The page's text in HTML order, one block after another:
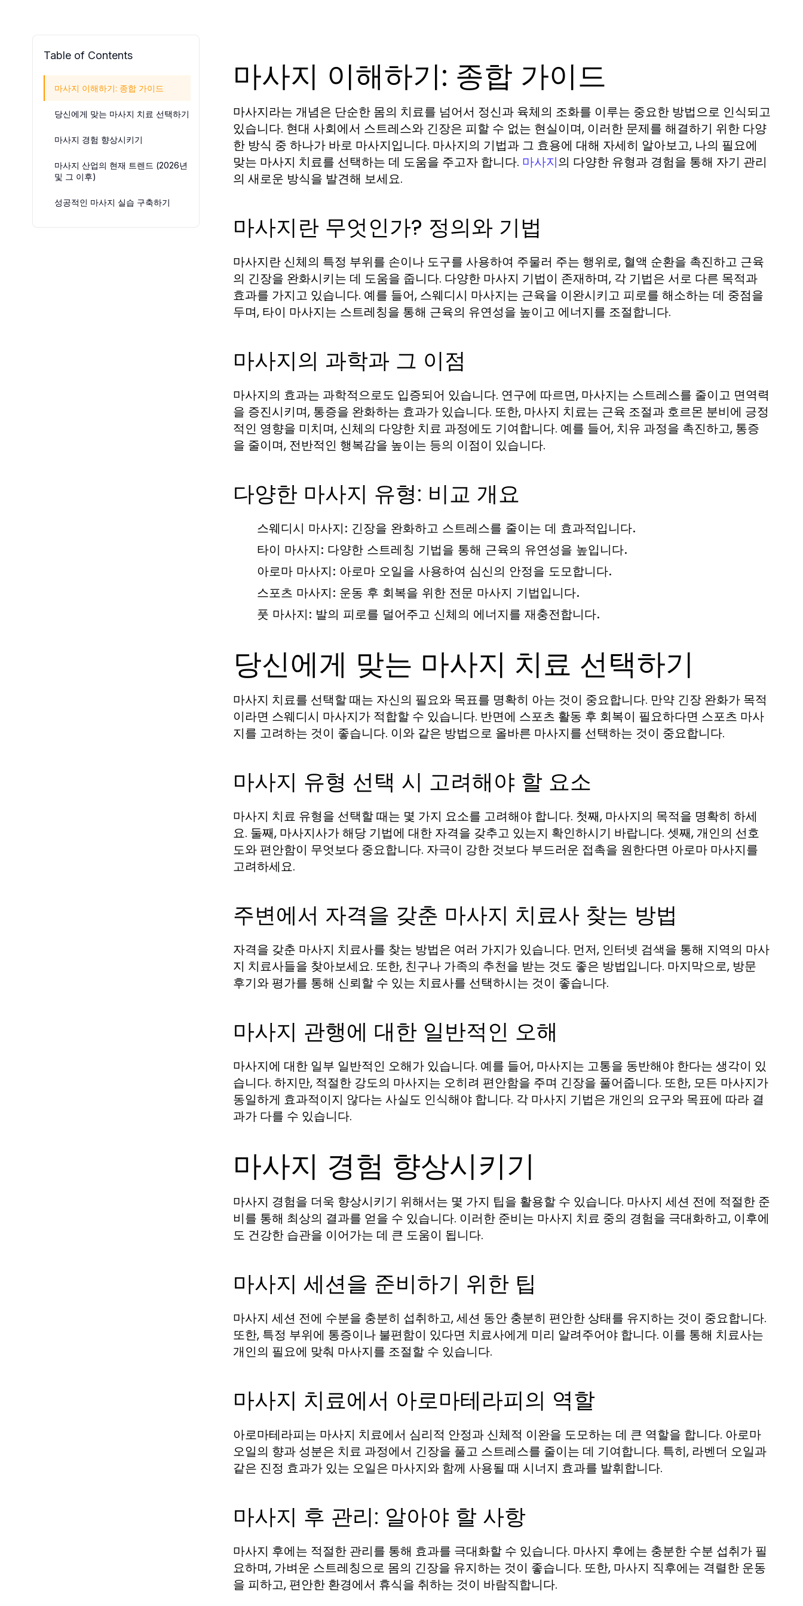
Table of Contents
마사지 이해하기: 종합 가이드
당신에게 맞는 마사지 치료 선택하기
마사지 경험 향상시키기
마사지 산업의 현재 트렌드 (2026년
및 그 이후)
성공적인 마사지 실습 구축하기
마사지 이해하기: 종합 가이드
마사지라는 개념은 단순한 몸의 치료를 넘어서 정신과 육체의 조화를 이루는 중요한 방법으로 인식되고
있습니다. 현대 사회에서 스트레스와 긴장은 피할 수 없는 현실이며, 이러한 문제를 해결하기 위한 다양
한 방식 중 하나가 바로 마사지입니다. 마사지의 기법과 그 효용에 대해 자세히 알아보고, 나의 필요에
맞는 마사지 치료를 선택하는 데 도움을 주고자 합니다. 마사지의 다양한 유형과 경험을 통해 자기 관리
의 새로운 방식을 발견해 보세요.
마사지란 무엇인가? 정의와 기법
마사지란 신체의 특정 부위를 손이나 도구를 사용하여 주물러 주는 행위로, 혈액 순환을 촉진하고 근육
의 긴장을 완화시키는 데 도움을 줍니다. 다양한 마사지 기법이 존재하며, 각 기법은 서로 다른 목적과
효과를 가지고 있습니다. 예를 들어, 스웨디시 마사지는 근육을 이완시키고 피로를 해소하는 데 중점을
두며, 타이 마사지는 스트레칭을 통해 근육의 유연성을 높이고 에너지를 조절합니다.
마사지의 과학과 그 이점
마사지의 효과는 과학적으로도 입증되어 있습니다. 연구에 따르면, 마사지는 스트레스를 줄이고 면역력
을 증진시키며, 통증을 완화하는 효과가 있습니다. 또한, 마사지 치료는 근육 조절과 호르몬 분비에 긍정
적인 영향을 미치며, 신체의 다양한 치료 과정에도 기여합니다. 예를 들어, 치유 과정을 촉진하고, 통증
을 줄이며, 전반적인 행복감을 높이는 등의 이점이 있습니다.
다양한 마사지 유형: 비교 개요
스웨디시 마사지: 긴장을 완화하고 스트레스를 줄이는 데 효과적입니다.
타이 마사지: 다양한 스트레칭 기법을 통해 근육의 유연성을 높입니다.
아로마 마사지: 아로마 오일을 사용하여 심신의 안정을 도모합니다.
스포츠 마사지: 운동 후 회복을 위한 전문 마사지 기법입니다.
풋 마사지: 발의 피로를 덜어주고 신체의 에너지를 재충전합니다.
당신에게 맞는 마사지 치료 선택하기
마사지 치료를 선택할 때는 자신의 필요와 목표를 명확히 아는 것이 중요합니다. 만약 긴장 완화가 목적
이라면 스웨디시 마사지가 적합할 수 있습니다. 반면에 스포츠 활동 후 회복이 필요하다면 스포츠 마사
지를 고려하는 것이 좋습니다. 이와 같은 방법으로 올바른 마사지를 선택하는 것이 중요합니다.
마사지 유형 선택 시 고려해야 할 요소
마사지 치료 유형을 선택할 때는 몇 가지 요소를 고려해야 합니다. 첫째, 마사지의 목적을 명확히 하세
요. 둘째, 마사지사가 해당 기법에 대한 자격을 갖추고 있는지 확인하시기 바랍니다. 셋째, 개인의 선호
도와 편안함이 무엇보다 중요합니다. 자극이 강한 것보다 부드러운 접촉을 원한다면 아로마 마사지를
고려하세요.
주변에서 자격을 갖춘 마사지 치료사 찾는 방법
자격을 갖춘 마사지 치료사를 찾는 방법은 여러 가지가 있습니다. 먼저, 인터넷 검색을 통해 지역의 마사
지 치료사들을 찾아보세요. 또한, 친구나 가족의 추천을 받는 것도 좋은 방법입니다. 마지막으로, 방문
후기와 평가를 통해 신뢰할 수 있는 치료사를 선택하시는 것이 좋습니다.
마사지 관행에 대한 일반적인 오해
마사지에 대한 일부 일반적인 오해가 있습니다. 예를 들어, 마사지는 고통을 동반해야 한다는 생각이 있
습니다. 하지만, 적절한 강도의 마사지는 오히려 편안함을 주며 긴장을 풀어줍니다. 또한, 모든 마사지가
동일하게 효과적이지 않다는 사실도 인식해야 합니다. 각 마사지 기법은 개인의 요구와 목표에 따라 결
과가 다를 수 있습니다.
마사지 경험 향상시키기
마사지 경험을 더욱 향상시키기 위해서는 몇 가지 팁을 활용할 수 있습니다. 마사지 세션 전에 적절한 준
비를 통해 최상의 결과를 얻을 수 있습니다. 이러한 준비는 마사지 치료 중의 경험을 극대화하고, 이후에
도 건강한 습관을 이어가는 데 큰 도움이 됩니다.
마사지 세션을 준비하기 위한 팁
마사지 세션 전에 수분을 충분히 섭취하고, 세션 동안 충분히 편안한 상태를 유지하는 것이 중요합니다.
또한, 특정 부위에 통증이나 불편함이 있다면 치료사에게 미리 알려주어야 합니다. 이를 통해 치료사는
개인의 필요에 맞춰 마사지를 조절할 수 있습니다.
마사지 치료에서 아로마테라피의 역할
아로마테라피는 마사지 치료에서 심리적 안정과 신체적 이완을 도모하는 데 큰 역할을 합니다. 아로마
오일의 향과 성분은 치료 과정에서 긴장을 풀고 스트레스를 줄이는 데 기여합니다. 특히, 라벤더 오일과
같은 진정 효과가 있는 오일은 마사지와 함께 사용될 때 시너지 효과를 발휘합니다.
마사지 후 관리: 알아야 할 사항
마사지 후에는 적절한 관리를 통해 효과를 극대화할 수 있습니다. 마사지 후에는 충분한 수분 섭취가 필
요하며, 가벼운 스트레칭으로 몸의 긴장을 유지하는 것이 좋습니다. 또한, 마사지 직후에는 격렬한 운동
을 피하고, 편안한 환경에서 휴식을 취하는 것이 바람직합니다.